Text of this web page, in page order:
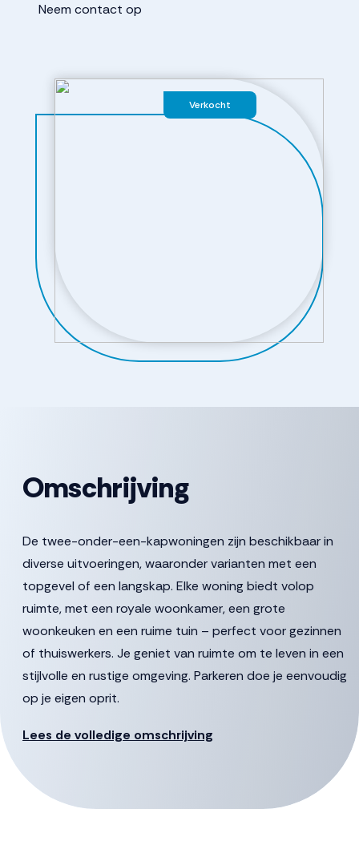
Verkocht
Neem contact op
Omschrijving
De twee-onder-een-kapwoningen zijn beschikbaar in
diverse uitvoeringen, waaronder varianten met een
topgevel of een langskap. Elke woning biedt volop
ruimte, met een royale woonkamer, een grote
woonkeuken en een ruime tuin – perfect voor gezinnen
of thuiswerkers. Je geniet van ruimte om te leven in een
stijlvolle en rustige omgeving. Parkeren doe je eenvoudig
op je eigen oprit.
Binnen heb je bovendien veel vrijheid om de woning naar
keuken aan de voorzijde of juist aan de tuinzijde te
plaatsen – net wat het beste past bij jouw manier van
Lees de volledige omschrijving